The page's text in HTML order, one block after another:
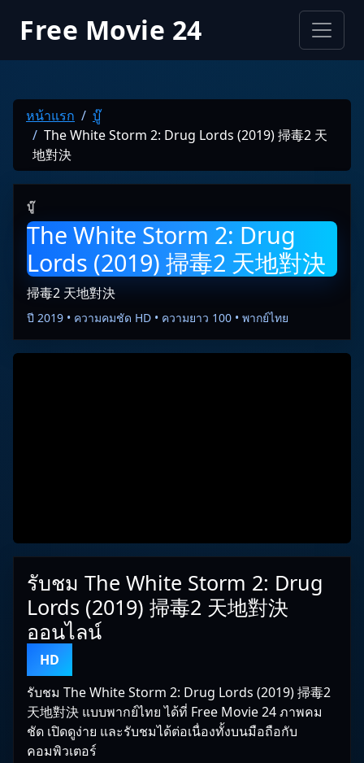
Free Movie 24
หน้าแรก
บู๊
The White Storm 2: Drug Lords (2019) 掃毒2 天
地對決
บู๊
The White Storm 2: Drug
Lords (2019) 掃毒2 天地對決
掃毒2 天地對決
ปี 2019 • ความคมชัด HD • ความยาว 100 • พากย์ไทย
รับชม The White Storm 2: Drug
Lords (2019) 掃毒2 天地對決
ออนไลน์
HD
รับชม The White Storm 2: Drug Lords (2019) 掃毒2
天地對決 แบบพากย์ไทย ได้ที่ Free Movie 24 ภาพคม
ชัด เปิดดูง่าย และรับชมได้ต่อเนื่องทั้งบนมือถือกับ
คอมพิวเตอร์